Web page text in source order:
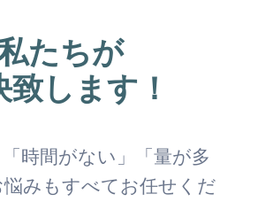
たちが
致します！
「時間がない」「量が多
みもすべてお任せくだ